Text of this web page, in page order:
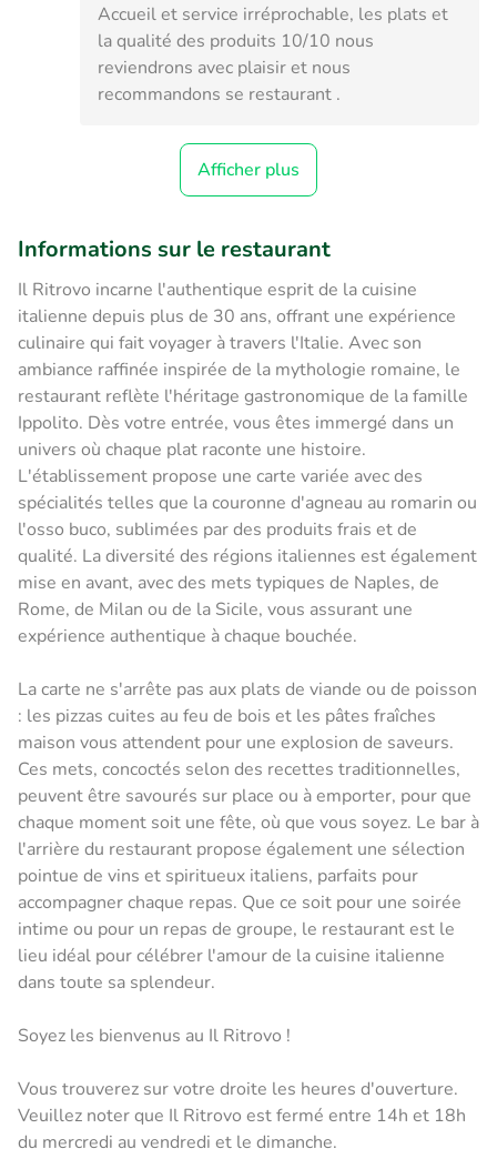
Accueil et service irréprochable, les plats et
la qualité des produits 10/10 nous
reviendrons avec plaisir et nous
recommandons se restaurant .
Afficher plus
Informations sur le restaurant
Il Ritrovo incarne l'authentique esprit de la cuisine
italienne depuis plus de 30 ans, offrant une expérience
culinaire qui fait voyager à travers l'Italie. Avec son
ambiance raffinée inspirée de la mythologie romaine, le
restaurant reflète l'héritage gastronomique de la famille
Ippolito. Dès votre entrée, vous êtes immergé dans un
univers où chaque plat raconte une histoire.
L'établissement propose une carte variée avec des
spécialités telles que la couronne d'agneau au romarin ou
l'osso buco, sublimées par des produits frais et de
qualité. La diversité des régions italiennes est également
mise en avant, avec des mets typiques de Naples, de
Rome, de Milan ou de la Sicile, vous assurant une
expérience authentique à chaque bouchée.
La carte ne s'arrête pas aux plats de viande ou de poisson
: les pizzas cuites au feu de bois et les pâtes fraîches
maison vous attendent pour une explosion de saveurs.
Ces mets, concoctés selon des recettes traditionnelles,
peuvent être savourés sur place ou à emporter, pour que
chaque moment soit une fête, où que vous soyez. Le bar à
l'arrière du restaurant propose également une sélection
pointue de vins et spiritueux italiens, parfaits pour
accompagner chaque repas. Que ce soit pour une soirée
intime ou pour un repas de groupe, le restaurant est le
lieu idéal pour célébrer l'amour de la cuisine italienne
dans toute sa splendeur.
Soyez les bienvenus au Il Ritrovo !
Vous trouverez sur votre droite les heures d'ouverture.
Veuillez noter que Il Ritrovo est fermé entre 14h et 18h
du mercredi au vendredi et le dimanche.